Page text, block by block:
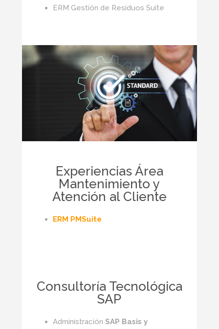
ERM Gestión de Residuos Suite
Experiencias Área
Mantenimiento y
Atención al Cliente
ERM PMSuite
Consultoría Tecnológica
SAP
Administración SAP Basis y